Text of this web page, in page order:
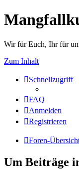
Wir für Euch, Ihr für
Zum Inhalt
Schnellzugriff
FAQ
Anmelden
Registrieren
Foren-
Um Beiträge